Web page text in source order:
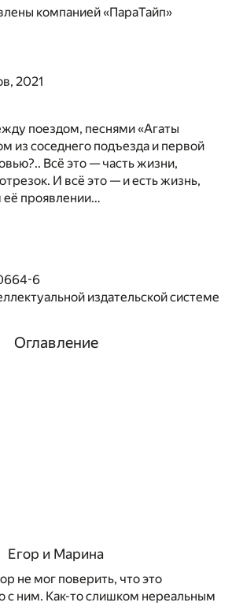
компанией «ПараТайп»
2021
поездом, песнями «Агаты
из соседнего подъезда и первой
Всё это — часть жизни,
И всё это — и есть жизнь,
проявлении…
6
издательской системе
Оглавление
Егор и Марина
не мог поверить, что это
с ним. Как-то слишком нереальным